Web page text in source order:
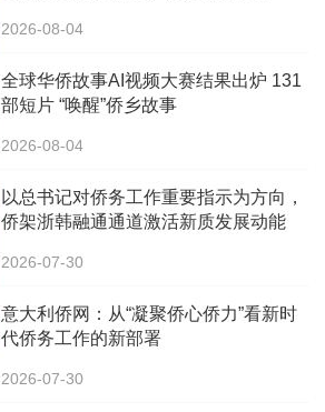
2026-08-04
全球华侨故事AI视频大赛结果出炉 131
部短片 “唤醒”侨乡故事
2026-08-04
以总书记对侨务工作重要指示为方向，
侨架浙韩融通通道激活新质发展动能
2026-07-30
意大利侨网：从“凝聚侨心侨力”看新时
代侨务工作的新部署
2026-07-30